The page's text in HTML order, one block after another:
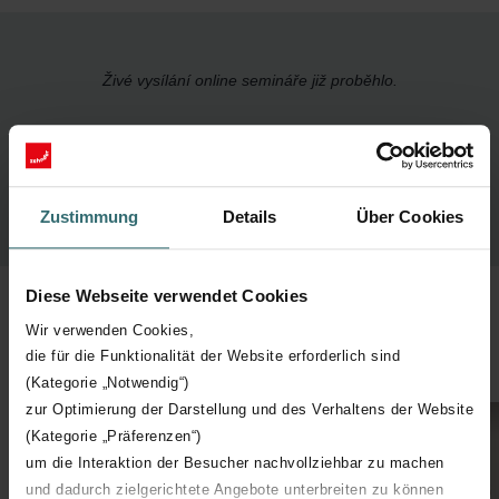
Zustimmung Details Über Cookies
Diese Webseite verwendet Cookies
Wir verwenden Cookies,
die für die Funktionalität der Website erforderlich sind
(Kategorie „Notwendig“)
zur Optimierung der Darstellung und des Verhaltens der Website
(Kategorie „Präferenzen“)
um die Interaktion der Besucher nachvollziehbar zu machen
und dadurch zielgerichtete Angebote unterbreiten zu können
Živé vysílání online semináře již proběhlo.
Zde můžete zhlédnout záznam webináře:
Související stránky